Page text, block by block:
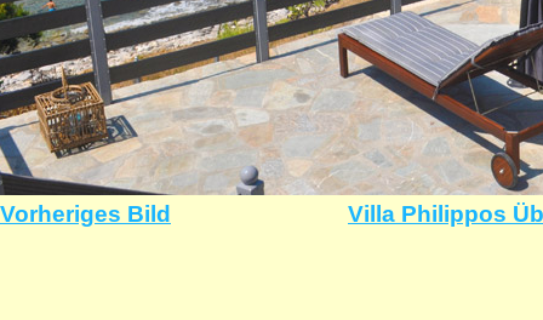
Vorheriges Bild Villa Philippos